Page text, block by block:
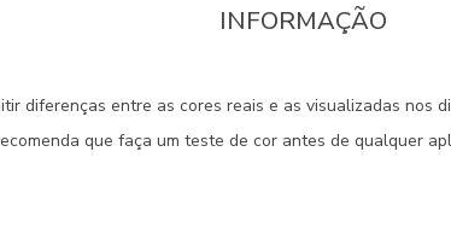
INFORMAÇÃO
diferenças entre as cores reais e as visualizadas nos
que faça um teste de cor antes de qualquer